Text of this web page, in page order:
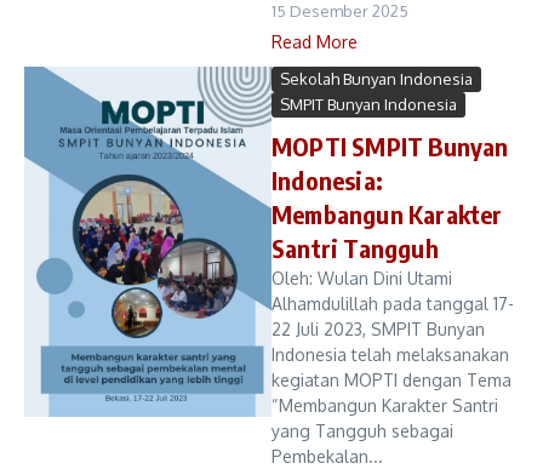
15 Desember 2025
Read More
Sekolah Bunyan Indonesia
SMPIT Bunyan Indonesia
MOPTI SMPIT Bunyan
Indonesia:
Membangun Karakter
Santri Tangguh
Oleh: Wulan Dini Utami
Alhamdulillah pada tanggal 17-
22 Juli 2023, SMPIT Bunyan
Indonesia telah melaksanakan
kegiatan MOPTI dengan Tema
“Membangun Karakter Santri
yang Tangguh sebagai
Pembekalan...